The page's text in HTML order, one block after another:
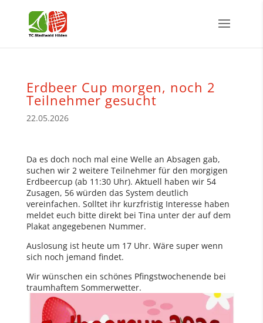
Erdbeer Cup morgen, noch 2
Teilnehmer gesucht
22.05.2026
Da es doch noch mal eine Welle an Absagen gab,
suchen wir 2 weitere Teilnehmer für den morgigen
Erdbeercup (ab 11:30 Uhr). Aktuell haben wir 54
Zusagen, 56 würden das System deutlich
vereinfachen. Solltet ihr kurzfristig Interesse haben
meldet euch bitte direkt bei Tina unter der auf dem
Plakat angegebenen Nummer.
Auslosung ist heute um 17 Uhr. Wäre super wenn
sich noch jemand findet.
Wir wünschen ein schönes Pfingstwochenende bei
traumhaftem Sommerwetter.